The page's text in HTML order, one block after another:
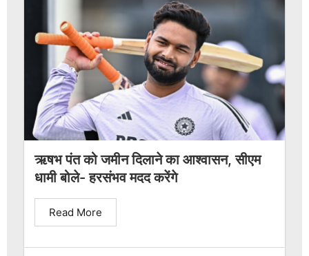
ऋषभ पंत को जमीन दिलाने का आश्वासन, सीएम
धामी बोले- हरसंभव मदद करेंगे
Read More